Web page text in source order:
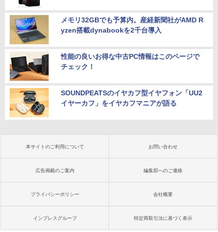
メモリ32GBでも予算内。産経新聞社がAMD R
yzen搭載dynabookを2千台導入
性能の良いお得な中古PC情報はこのページで
チェック！
SOUNDPEATSのイヤカフ型イヤフォン「UU2
イヤーカフ」をイヤカフマニアが語る
本サイトのご利用について お問い合わせ
広告掲載のご案内 編集部へのご連絡
プライバシーポリシー 会社概要
インプレスグループ 特定商取引法に基づく表示